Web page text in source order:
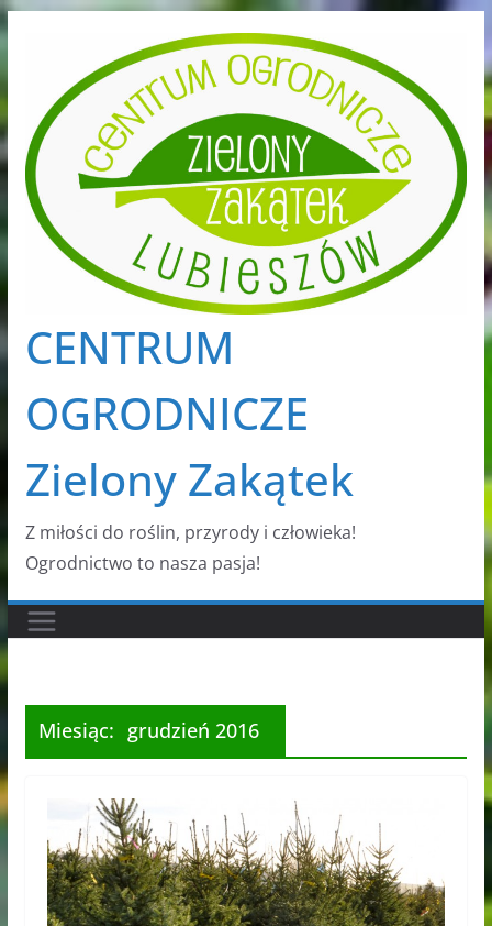
Przejdź
treści
CENTRUM
OGRODNICZE
Zielony Zakątek
Z miłości do roślin, przyrody i człowieka!
Ogrodnictwo to nasza pasja!
Miesiąc: grudzień 2016